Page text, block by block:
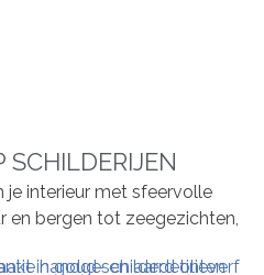
SCHILDERIJEN
je interieur met sfeervolle
en bergen tot zeegezichten,